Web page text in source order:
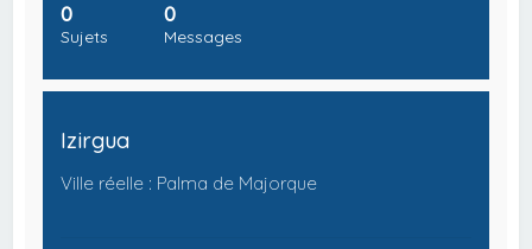
0
Sujets
0
Messages
Izirgua
Ville réelle : Palma de Majorque